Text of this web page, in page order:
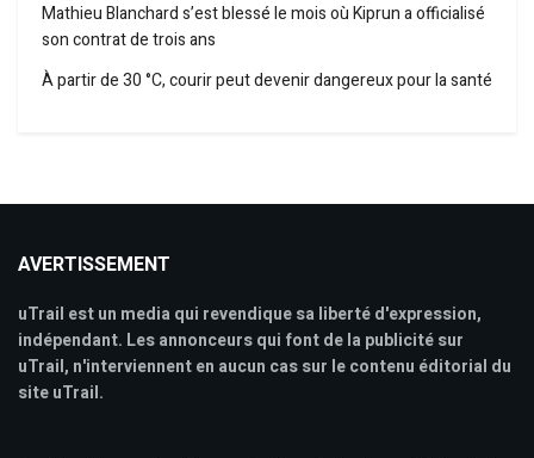
Mathieu Blanchard s’est blessé le mois où Kiprun a officialisé
son contrat de trois ans
À partir de 30 °C, courir peut devenir dangereux pour la santé
AVERTISSEMENT
uTrail est un media qui revendique sa liberté d'expression,
indépendant. Les annonceurs qui font de la publicité sur
uTrail, n'interviennent en aucun cas sur le contenu éditorial du
site uTrail.